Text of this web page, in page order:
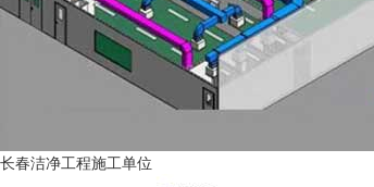
长春洁净工程施工单位